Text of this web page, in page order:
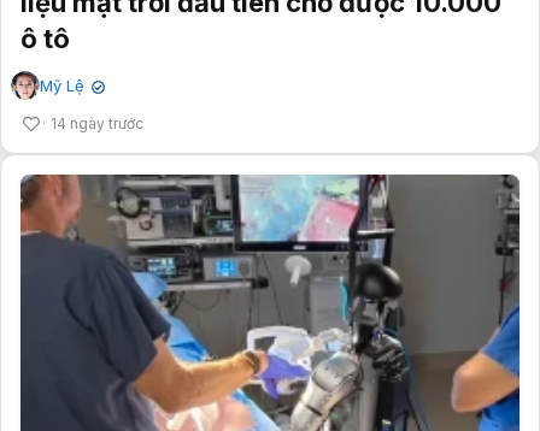
ô tô
Mỹ Lệ ✔
14 ngày trước